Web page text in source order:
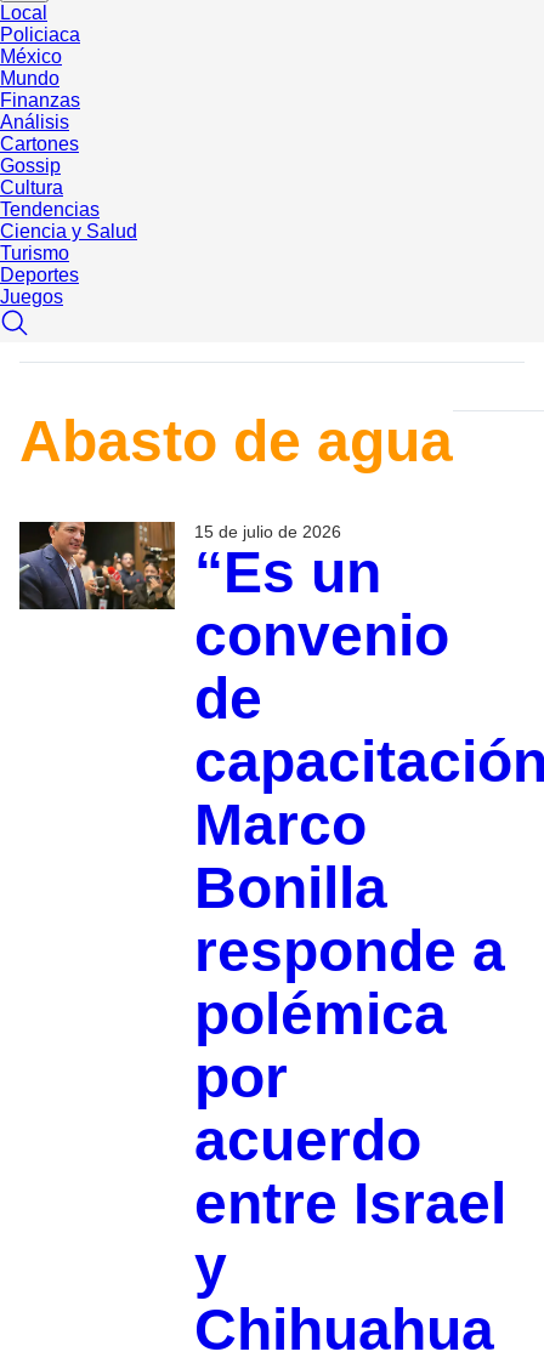
Local
Policiaca
México
Mundo
Finanzas
Análisis
Cartones
Gossip
Cultura
Tendencias
Ciencia y Salud
Turismo
Deportes
Juegos
Abasto de agua
15 de julio de 2026
“Es un
convenio
de
Marco
Bonilla
responde a
polémica
por
acuerdo
entre Israel
y
Chihuahua